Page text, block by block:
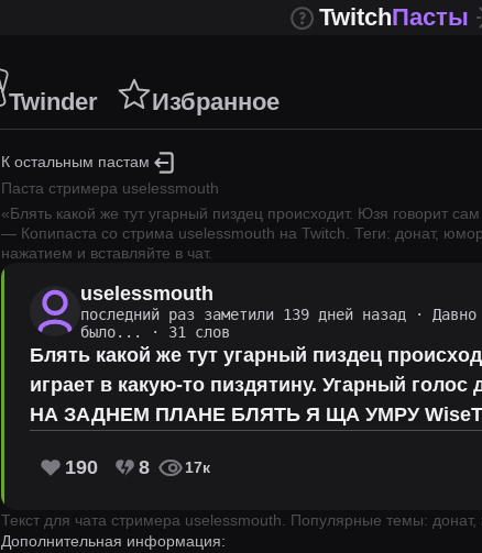
TwitchПасты
Twinder Избранное
К остальным пастам
Паста стримера uselessmouth
«Блять какой же тут угарный пиздец происходит. Юзя говорит
— Копипаста со стрима uselessmouth на Twitch. Теги: донат,
нажатием и вставляйте в чат.
uselessmouth
последний раз заметили 139 дней назад ·
было...
· 31 слов
Блять какой же тут угарный пиздец
играет в какую-то пиздятину. Угарный
НА ЗАДНЕМ ПЛАНЕ БЛЯТЬ Я ЩА УМРУ
190 8 17к
Текст для чата стримера uselessmouth
Популярные темы: донат,
Дополнительная информация: